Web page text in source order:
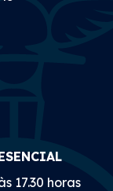
17.30 horas